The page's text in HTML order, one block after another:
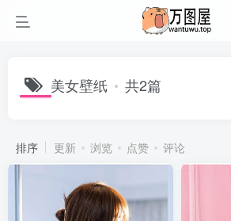
美女壁纸 共2篇
排序 更新 浏览 点赞 评论